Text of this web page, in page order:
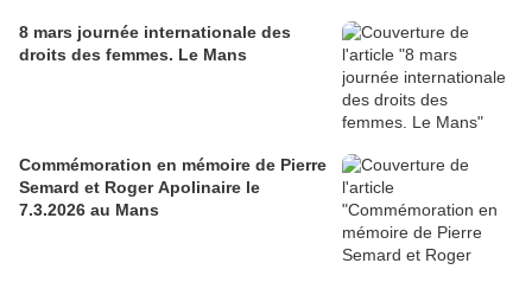
8 mars journée internationale des
droits des femmes. Le Mans
Commémoration en mémoire de Pierre
Semard et Roger Apolinaire le
7.3.2026 au Mans